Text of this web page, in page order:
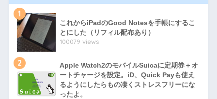
1
これからiPadのGood Notesを手帳にするこ
とにした（リフィル配布あり）
100079 views
2
Apple Watch2のモバイルSuicaに定期券＋オ
ートチャージを設定。iD、Quick Payも使え
るようにしたらもの凄くストレスフリーにな
ったよ。